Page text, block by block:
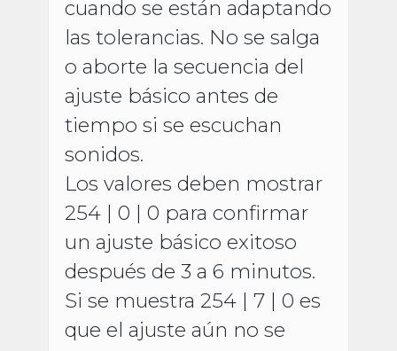
cuando se están adaptando
las tolerancias. No se salga
o aborte la secuencia del
ajuste básico antes de
tiempo si se escuchan
sonidos.
Los valores deben mostrar
254 | 0 | 0 para confirmar
un ajuste básico exitoso
después de 3 a 6 minutos.
Si se muestra 254 | 7 | 0 es
que el ajuste aún no se